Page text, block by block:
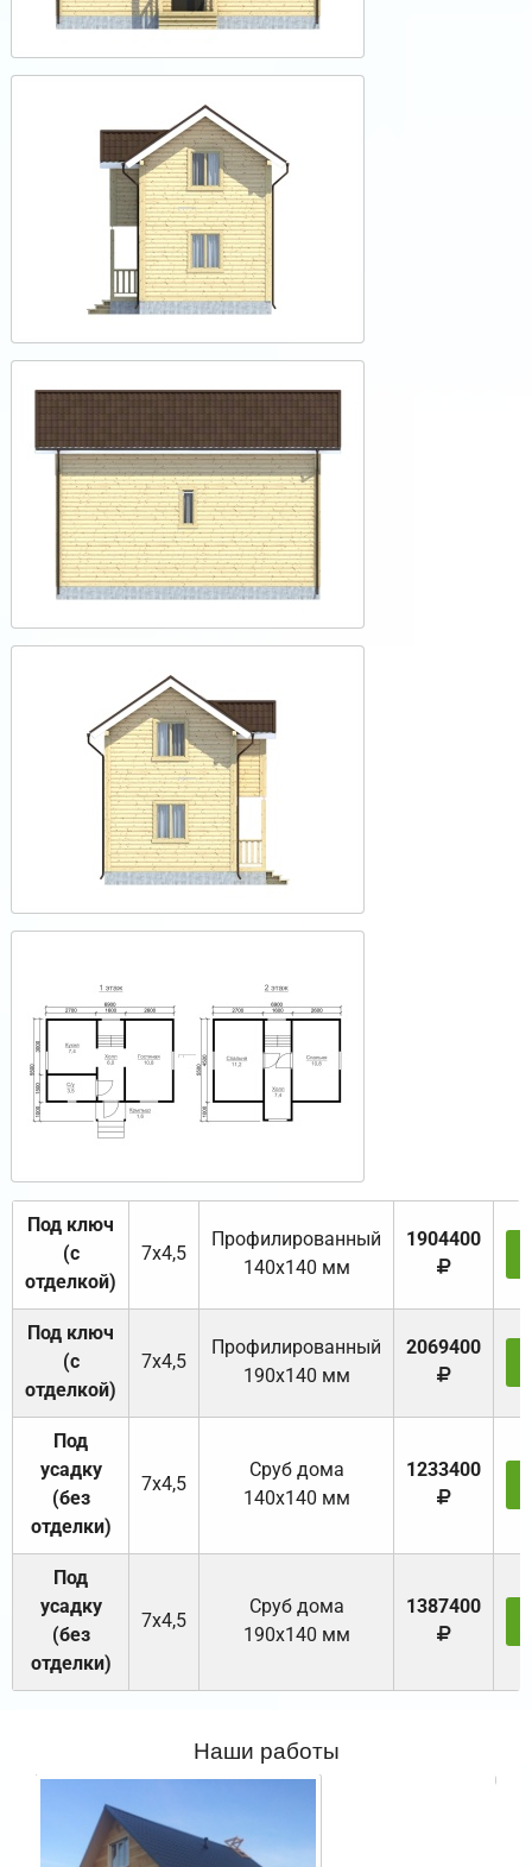
Под ключ
(с
отделкой)
7х4,5
Профилированный
140х140 мм
1904400
Под ключ
(с
отделкой)
7х4,5
Профилированный
190х140 мм
2069400
Под
усадку
(без
отделки)
7х4,5
Cруб дома
140х140 мм
1233400
Под
усадку
(без
отделки)
7х4,5
Cруб дома
190х140 мм
1387400
Наши работы